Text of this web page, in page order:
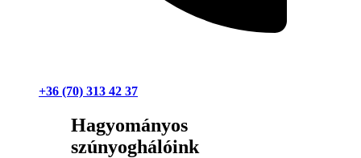
+36 (70) 313 42 37
Hagyományos
szúnyoghálóink